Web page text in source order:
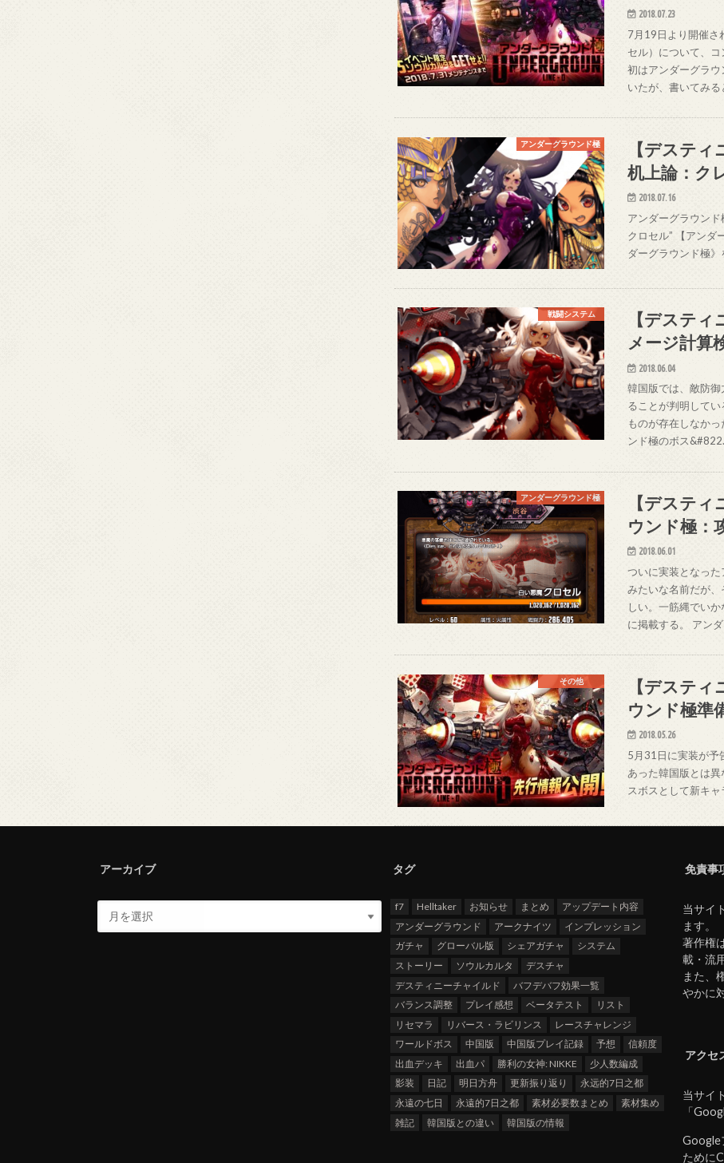
2018.07.23
7月19日より開催さ
セル）について、
初はアンダーグラ
いたが、書いてみ
アンダーグラウンド極
【デステ
机上論：ク
2018.07.16
アンダーグラウン
クロセル” 【アンダ
ダーグラウンド極
戦闘システム
【デステ
メージ計算
2018.06.04
韓国版では、敵防
ることが判明して
ものが存在しなか
ンド極のボス
アンダーグラウンド極
【デステ
ウンド極：
2018.06.01
ついに実装となっ
みたいな名前だが
しい。一筋縄でい
に掲載する。 アン
その他
【デステ
ウンド極準
2018.05.26
5月31日に実装が予
あった韓国版とは
スボスとして新キ
アーカイブ タグ
f7 Helltaker お知らせ まとめ
アップデート内容
アンダーグラウンド
アークナイツ
インプレッション
ガチャ
グローバル版 シェアガチャ
システム
ストーリー
ソウルカルタ
デスチャ
デスティニーチャイルド
バフデバフ効果一覧
バランス調整
プレイ感想 ベータテスト
リスト
リセマラ
リバース・ラビリンス
レースチャレンジ
ワールドボス
中国版 中国版プレイ記録 予想
信頼度
出血デッキ
出血パ 勝利の女神: NIKKE
少人数編成
影装
日記 明日方舟 更新振り返り
永远的7日之都
永遠の七日
永遠的7日之都 素材必要数まとめ
素材集め
雑記
韓国版との違い 韓国版の情報
免責事
当サイ
ます。
著作権
載・流
また、
やかに
アクセ
当サイ
「
Google
ために